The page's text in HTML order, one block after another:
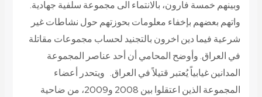
وبينهم خمسة فارون، بالانتماء الى مجموعة سلفية جهادية.
واتهم بعضهم بإخفاء معلومات بحوزتهم حول نشاطات غير
شرعية فيما دين اخرون بالتجنيد لحساب مجموعات مقاتلة
في العراق. وأوضح المحامي أن أحد عناصر المجموعة
المدانين غيابياً يُعتبر قتيلاً في العراق. ويتحدر أعضاء
المجموعة الذين اعتقلوا بين 2008 و2009، من ضاحية